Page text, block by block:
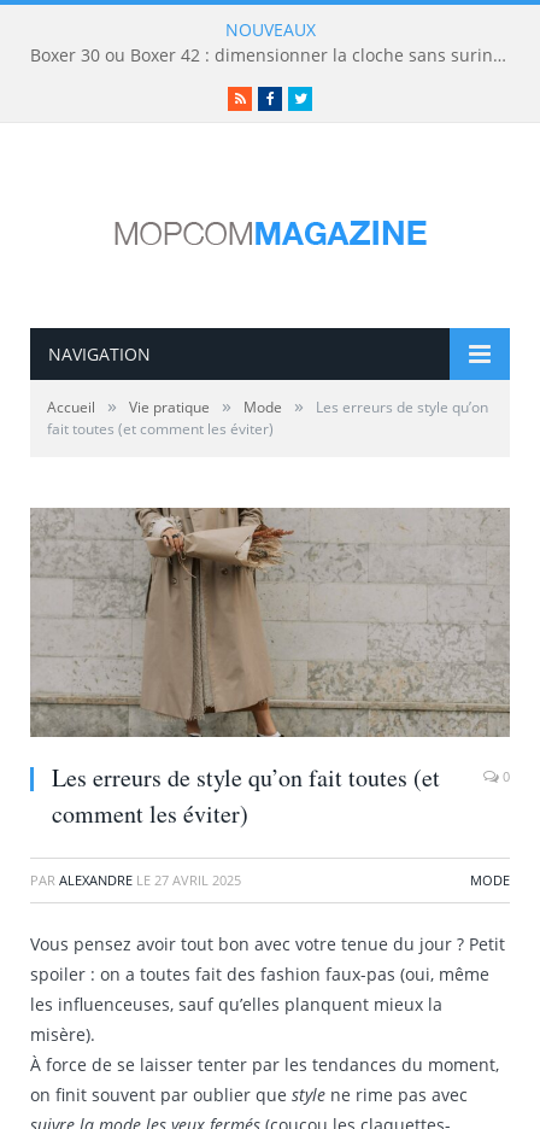
NOUVEAUX
Boxer 30 ou Boxer 42 : dimensionner la cloche sans surinvestir
RSSFacebookTwitter
NAVIGATION
Accueil » Vie pratique » Mode »
Les erreurs de style qu’on
fait toutes (et comment les éviter)
Les erreurs de style qu’on fait toutes (et
comment les éviter)
0
PAR ALEXANDRE LE 27 AVRIL 2025 MODE
Vous pensez avoir tout bon avec votre tenue du jour ? Petit
spoiler : on a toutes fait des fashion faux-pas (oui, même
les influenceuses, sauf qu’elles planquent mieux la
misère).
À force de se laisser tenter par les tendances du moment,
on finit souvent par oublier que style ne rime pas avec